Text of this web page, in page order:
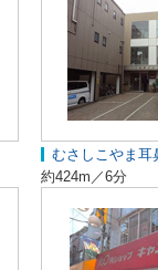
むさしこやま耳
約424m／6分